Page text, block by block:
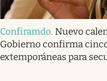
Confiramdo. Nuevo
Gobierno confirma
extemporáneas para